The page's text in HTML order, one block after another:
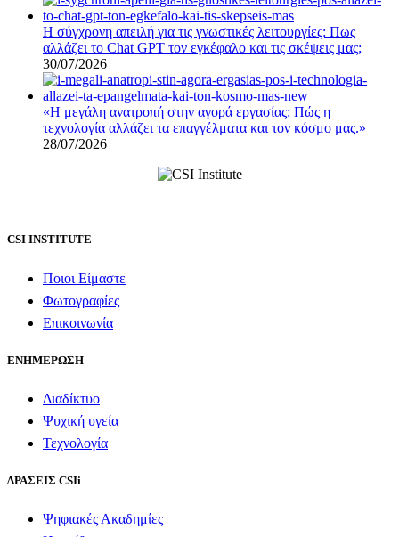
Η σύγχρονη απειλή για τις γνωστικές λειτουργίες: Πως
αλλάζει το Chat GPT τον εγκέφαλο και τις σκέψεις μας;
30/07/2026
«Η μεγάλη ανατροπή στην αγορά εργασίας: Πώς η
τεχνολογία αλλάζει τα επαγγέλματα και τον κόσμο μας.»
28/07/2026
CSI INSTITUTE
Ποιοι Είμαστε
Φωτογραφίες
Επικοινωνία
ΕΝΗΜΕΡΩΣΗ
Διαδίκτυο
Ψυχική υγεία
Τεχνολογία
ΔΡΑΣΕΙΣ CSIi
Ψηφιακές Ακαδημίες